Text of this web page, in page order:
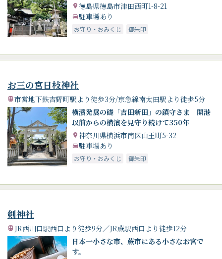
徳島県徳島市津田西町1-8-21
駐車場あり
お守り・おみくじ 御朱印
お三の宮日枝神社
市営地下鉄吉野町駅より徒歩3分/京急線南太田駅より徒歩5分
横濱発展の礎「吉田新田」の鎮守さま 開港
以前からの横濱を見守り続けて350年
神奈川県横浜市南区山王町5-32
駐車場あり
お守り・おみくじ 御朱印
剣神社
JR西川口駅西口より徒歩9分／JR蕨駅西口より徒歩12分
日本一小さな市、蕨市にある小さなお宮で
す。